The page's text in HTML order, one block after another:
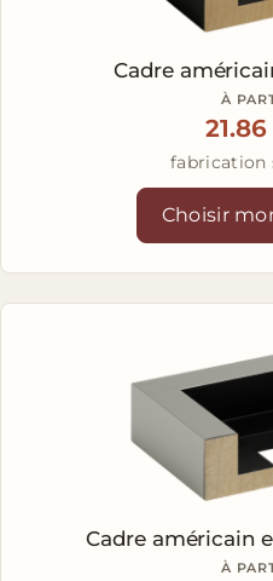
Cadre
À
fabrication
Choisir
Cadre américain
À